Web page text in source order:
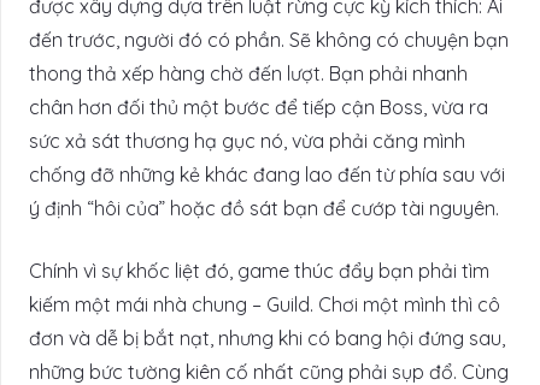
được xây dựng dựa trên luật rừng cực kỳ kích thích: Ai
đến trước, người đó có phần. Sẽ không có chuyện bạn
thong thả xếp hàng chờ đến lượt. Bạn phải nhanh
chân hơn đối thủ một bước để tiếp cận Boss, vừa ra
sức xả sát thương hạ gục nó, vừa phải căng mình
chống đỡ những kẻ khác đang lao đến từ phía sau với
ý định “hôi của” hoặc đồ sát bạn để cướp tài nguyên.
Chính vì sự khốc liệt đó, game thúc đẩy bạn phải tìm
kiếm một mái nhà chung – Guild. Chơi một mình thì cô
đơn và dễ bị bắt nạt, nhưng khi có bang hội đứng sau,
những bức tường kiên cố nhất cũng phải sụp đổ. Cùng